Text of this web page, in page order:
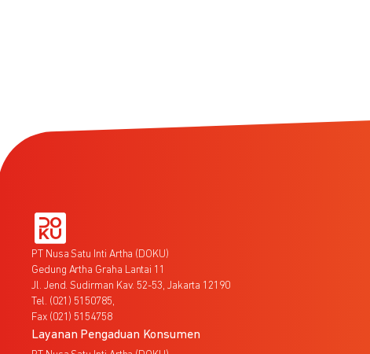
PT Nusa Satu Inti Artha (DOKU)
Gedung Artha Graha Lantai 11
Jl. Jend. Sudirman Kav. 52-53, Jakarta 12190
Tel. (021) 5150785,
Fax (021) 5154758
Layanan Pengaduan Konsumen